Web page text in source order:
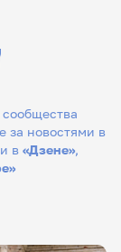
за новостями в
в «Дзене»,